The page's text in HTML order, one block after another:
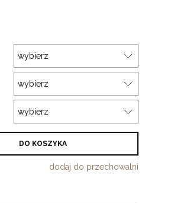
DO KOSZYKA
dodaj do przechowalni